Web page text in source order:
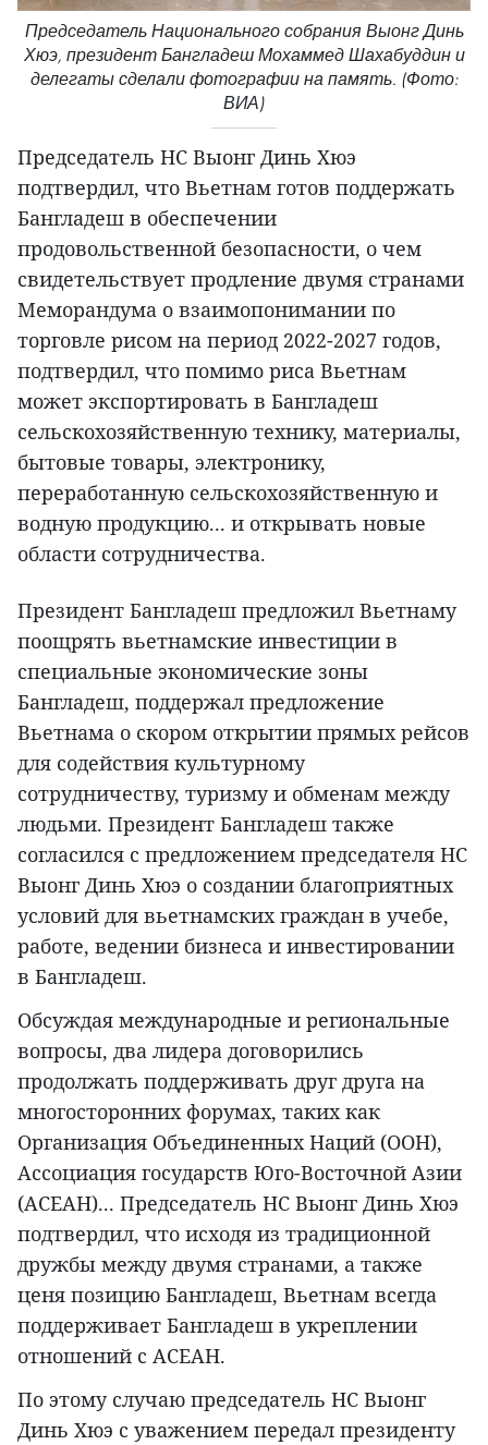
Председатель Национального собрания Выонг Динь
Хюэ, президент Бангладеш Мохаммед Шахабуддин и
делегаты сделали фотографии на память. (Фото:
ВИА)
Председатель НС Выонг Динь Хюэ
подтвердил, что Вьетнам готов поддержать
Бангладеш в обеспечении
продовольственной безопасности, о чем
свидетельствует продление двумя странами
Меморандума о взаимопонимании по
торговле рисом на период 2022-2027 годов,
подтвердил, что помимо риса Вьетнам
может экспортировать в Бангладеш
сельскохозяйственную технику, материалы,
бытовые товары, электронику,
переработанную сельскохозяйственную и
водную продукцию... и открывать новые
области сотрудничества.
Президент Бангладеш предложил Вьетнаму
поощрять вьетнамские инвестиции в
специальные экономические зоны
Бангладеш, поддержал предложение
Вьетнама о скором открытии прямых рейсов
для содействия культурному
сотрудничеству, туризму и обменам между
людьми. Президент Бангладеш также
согласился с предложением председателя НС
Выонг Динь Хюэ о создании благоприятных
условий для вьетнамских граждан в учебе,
работе, ведении бизнеса и инвестировании
в Бангладеш.
Обсуждая международные и региональные
вопросы, два лидера договорились
продолжать поддерживать друг друга на
многосторонних форумах, таких как
Организация Объединенных Наций (ООН),
Ассоциация государств Юго-Восточной Азии
(АСЕАН)... Председатель НС Выонг Динь Хюэ
подтвердил, что исходя из традиционной
дружбы между двумя странами, а также
ценя позицию Бангладеш, Вьетнам всегда
поддерживает Бангладеш в укреплении
отношений с АСЕАН.
По этому случаю председатель НС Выонг
Динь Хюэ с уважением передал президенту